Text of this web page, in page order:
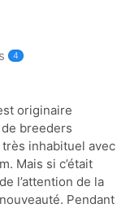
4
originaire
de breeders
inhabituel avec
Mais si c’était
l’attention de la
Pendant